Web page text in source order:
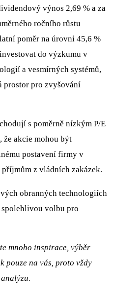
výnos 2,69 % a za
ročního růstu
poměr na úrovni 45,6 %
do výzkumu v
a vesmírných systémů,
prostor pro zvyšování
s poměrně nízkým P/E
že akcie mohou být
postavení firmy v
z vládních zakázek.
obranných technologiích
volbu pro
mnoho inspirace, výběr
pouze na vás, proto vždy